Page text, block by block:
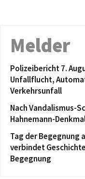
Melder
Polizeibericht 7.
Unfallflucht,
Verkehrsunfall
Nach Vandalismus-
Hahnemann-
Tag der Begegnung
verbindet
Begegnung